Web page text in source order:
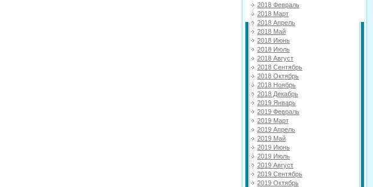
2018 Февраль
2018 Март
2018 Апрель
2018 Май
2018 Июнь
2018 Июль
2018 Август
2018 Сентябрь
2018 Октябрь
2018 Ноябрь
2018 Декабрь
2019 Январь
2019 Февраль
2019 Март
2019 Апрель
2019 Май
2019 Июнь
2019 Июль
2019 Август
2019 Сентябрь
2019 Октябрь